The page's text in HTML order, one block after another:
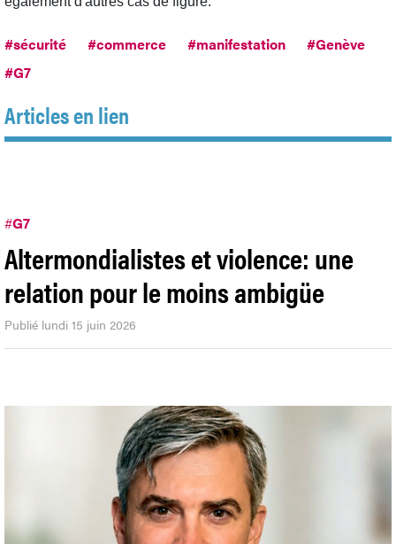
#sécurité #commerce #manifestation
#Genève
#G7
Articles en lien
#G7
Altermondialistes et violence: une
relation pour le moins ambigüe
Publié lundi 15 juin 2026